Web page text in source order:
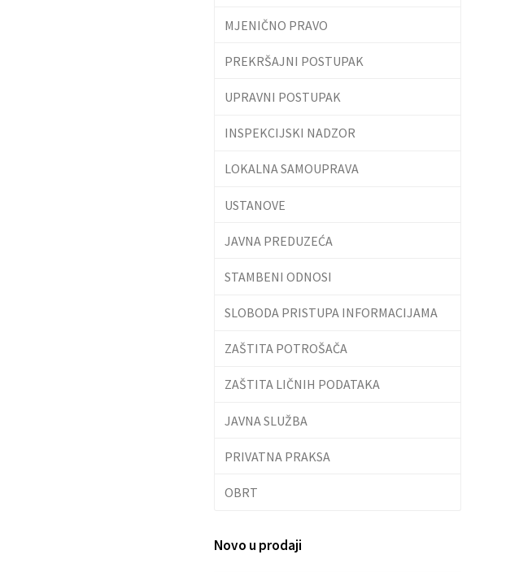
MJENIČNO PRAVO
PREKRŠAJNI POSTUPAK
UPRAVNI POSTUPAK
INSPEKCIJSKI NADZOR
LOKALNA SAMOUPRAVA
USTANOVE
JAVNA PREDUZEĆA
STAMBENI ODNOSI
SLOBODA PRISTUPA INFORMACIJAMA
ZAŠTITA POTROŠAČA
ZAŠTITA LIČNIH PODATAKA
JAVNA SLUŽBA
PRIVATNA PRAKSA
OBRT
Novo u prodaji